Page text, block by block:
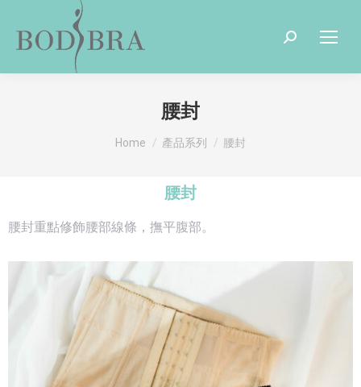
腰封
You are here:
Home 產品系列 腰封
腰封
腰封重點修飾腰部線條，撫平腹部。